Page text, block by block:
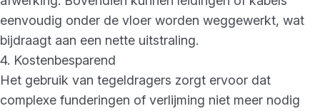
eenvoudig onder de vloer worden weggewerkt, wat
bijdraagt aan een nette uitstraling.
4. Kostenbesparend
Het gebruik van tegeldragers zorgt ervoor dat
complexe funderingen of verlijming niet meer nodig